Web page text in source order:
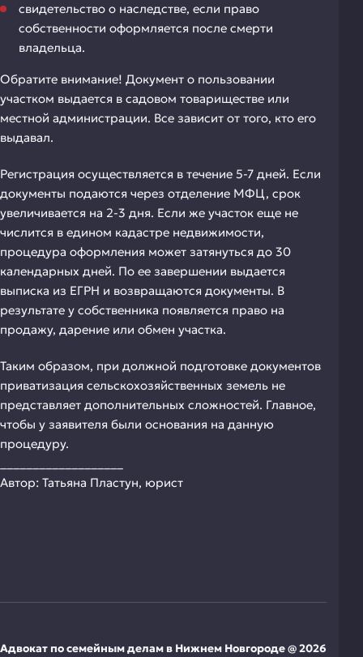
свидетельство о наследстве, если право
собственности оформляется после смерти
владельца.
Обратите внимание! Документ о пользовании
участком выдается в садовом товариществе или
местной администрации. Все зависит от того, кто его
выдавал.
Регистрация осуществляется в течение 5-7 дней. Если
документы подаются через отделение МФЦ, срок
увеличивается на 2-3 дня. Если же участок еще не
числится в едином кадастре недвижимости,
процедура оформления может затянуться до 30
календарных дней. По ее завершении выдается
выписка из ЕГРН и возвращаются документы. В
результате у собственника появляется право на
продажу, дарение или обмен участка.
Таким образом, при должной подготовке документов
приватизация сельскохозяйственных земель не
представляет дополнительных сложностей. Главное,
чтобы у заявителя были основания на данную
процедуру.
Автор: Татьяна Пластун, юрист
Адвокат по семейным делам в Нижнем Новгороде @ 2026